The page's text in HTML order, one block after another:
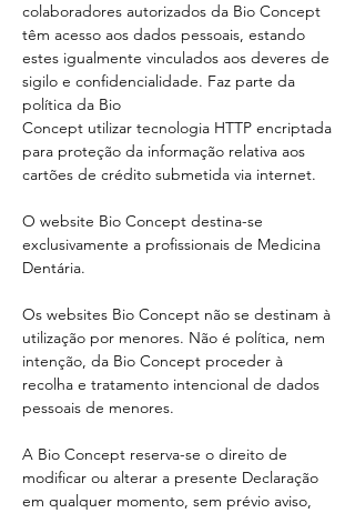
colaboradores autorizados da Bio Concept
têm acesso aos dados pessoais, estando
estes igualmente vinculados aos deveres de
sigilo e confidencialidade. Faz parte da
política da Bio
Concept utilizar tecnologia HTTP encriptada
para proteção da informação relativa aos
cartões de crédito submetida via internet.
O website Bio Concept destina-se
exclusivamente a profissionais de Medicina
Dentária.
Os websites Bio Concept não se destinam à
utilização por menores. Não é política, nem
intenção, da Bio Concept proceder à
recolha e tratamento intencional de dados
pessoais de menores.
A Bio Concept reserva-se o direito de
modificar ou alterar a presente Declaração
em qualquer momento, sem prévio aviso,